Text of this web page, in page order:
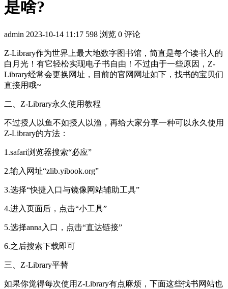
是啥?
admin 2023-10-14 11:17 598 浏览 0 评论
Z-Library作为世界上最大地数字图书馆，简直是每个读书人的
白月光！有它轻松实现电子书自由！不过由于一些原因，Z-
Library经常会更换网址，目前的官网网址如下，找书的宝贝们
直接用哦~
二、Z-Library永久使用教程
不过授人以鱼不如授人以渔，再给大家分享一种可以永久使用
Z-Library的方法：
1.safari浏览器搜索“必应”
2.输入网址“zlib.yibook.org”
3.选择“快捷入口与镜像网站辅助工具”
4.进入页面后，点击“小工具”
5.选择anna入口，点击“直达链接”
6.之后搜索下载即可
三、Z-Library平替
如果你觉得每次使用Z-Library有点麻烦，下面这些找书网站也